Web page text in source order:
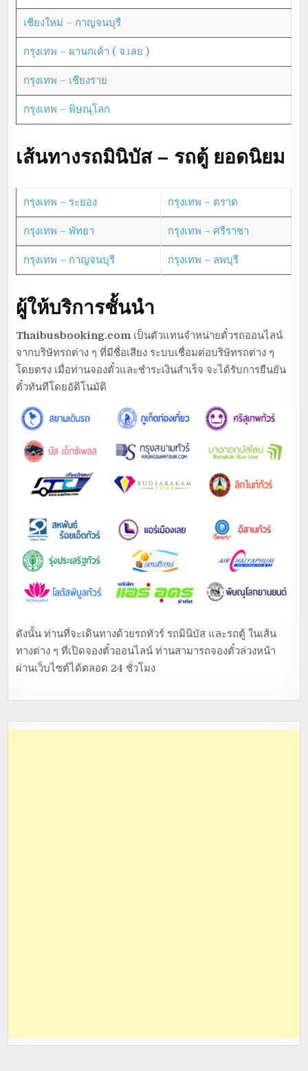
เชียงใหม่ – กาญจนบุรี
กรุงเทพ – ผานกเค้า ( จ.เลย )
กรุงเทพ – เชียงราย
กรุงเทพ – พิษณุโลก
เส้นทางรถมินิบัส – รถตู้ ยอดนิยม
กรุงเทพ – ระยอง กรุงเทพ – ตราด
กรุงเทพ – พัทยา กรุงเทพ – ศรีราชา
กรุงเทพ – กาญจนบุรี กรุงเทพ – ลพบุรี
ผู้ให้บริการชั้นนำ
Thaibusbooking.com เป็นตัวแทนจำหน่ายตั๋วรถออนไลน์
จากบริษัทรถต่าง ๆ ที่มีชื่อเสียง ระบบเชื่อมต่อบริษัทรถต่าง ๆ
โดยตรง เมื่อท่านจองตั๋วและชำระเงินสำเร็จ จะได้รับการยืนยัน
ตั๋วทันทีโดยอัติโนมัติ
ดังนั้น ท่านที่จะเดินทางด้วยรถทัวร์ รถมินิบัส และรถตู้ ในเส้น
ทางต่าง ๆ ที่เปิดจองตั๋วออนไลน์ ท่านสามารถจองตั๋วล่วงหน้า
ผ่านเว็บไซต์ได้ตลอด 24 ชั่วโมง